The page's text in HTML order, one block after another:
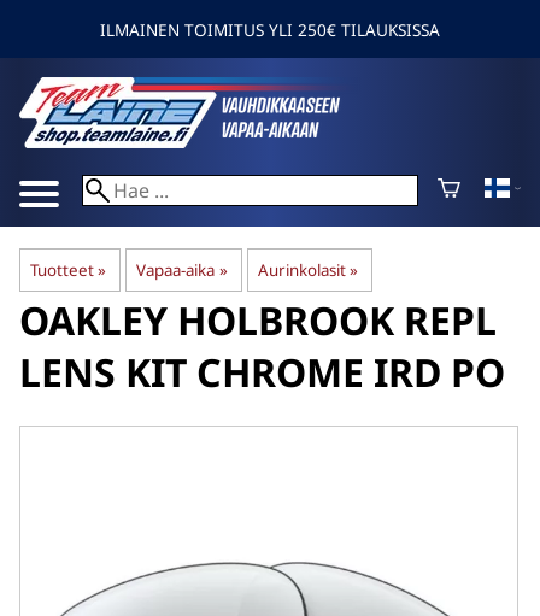
ILMAINEN TOIMITUS YLI 250€ TILAUKSISSA
Tuotteet‪» Vapaa-aika ‪» Aurinkolasit‪»
OAKLEY HOLBROOK REPL
LENS KIT CHROME IRD PO